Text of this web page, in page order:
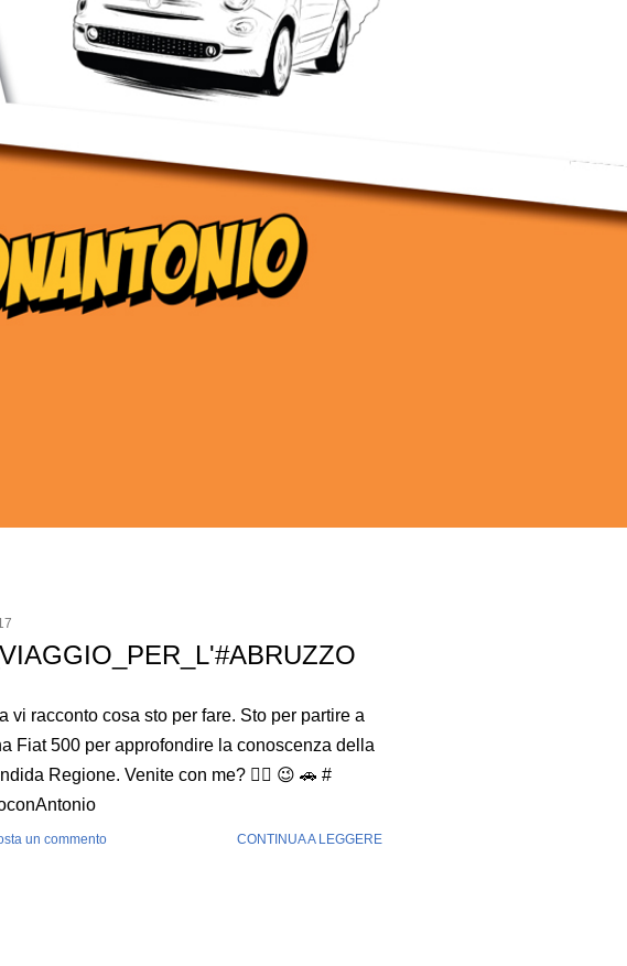
vi racconto cosa sto per fare. Sto per partire a
Fiat 500 per approfondire la conoscenza della
Regione. Venite con me? 👍🏻 😉 🚗 #
un commento CONTINUA A LEGGERE